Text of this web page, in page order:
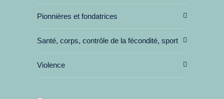
Pionnières et fondatrices
Santé, corps, contrôle de la fécondité, sport
Violence